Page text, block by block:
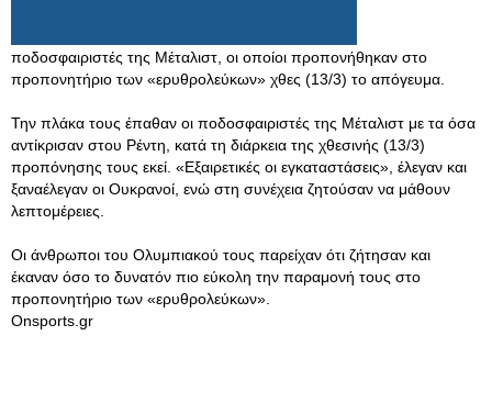
ποδοσφαιριστές της Μέταλιστ, οι οποίοι προπονήθηκαν στο
προπονητήριο των «ερυθρολεύκων» χθες (13/3) το απόγευμα.
Την πλάκα τους έπαθαν οι ποδοσφαιριστές της Μέταλιστ με τα όσα
αντίκρισαν στου Ρέντη, κατά τη διάρκεια της χθεσινής (13/3)
προπόνησης τους εκεί. «Εξαιρετικές οι εγκαταστάσεις», έλεγαν και
ξαναέλεγαν οι Ουκρανοί, ενώ στη συνέχεια ζητούσαν να μάθουν
λεπτομέρειες.
Οι άνθρωποι του Ολυμπιακού τους παρείχαν ότι ζήτησαν και
έκαναν όσο το δυνατόν πιο εύκολη την παραμονή τους στο
προπονητήριο των «ερυθρολεύκων».
Onsports.gr